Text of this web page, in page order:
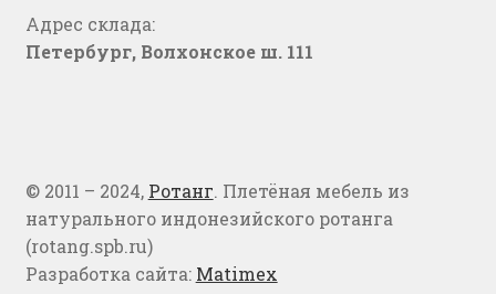
Адрес склада:
Петербург, Волхонское ш. 111
© 2011 – 2024, Ротанг. Плетёная мебель из
натурального индонезийского ротанга
(rotang.spb.ru)
Разработка сайта: Matimex